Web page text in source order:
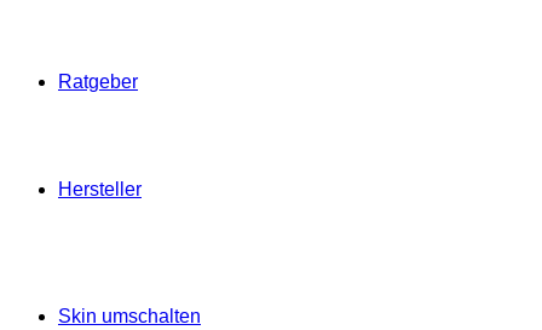
Ratgeber
Hersteller
Skin umschalten